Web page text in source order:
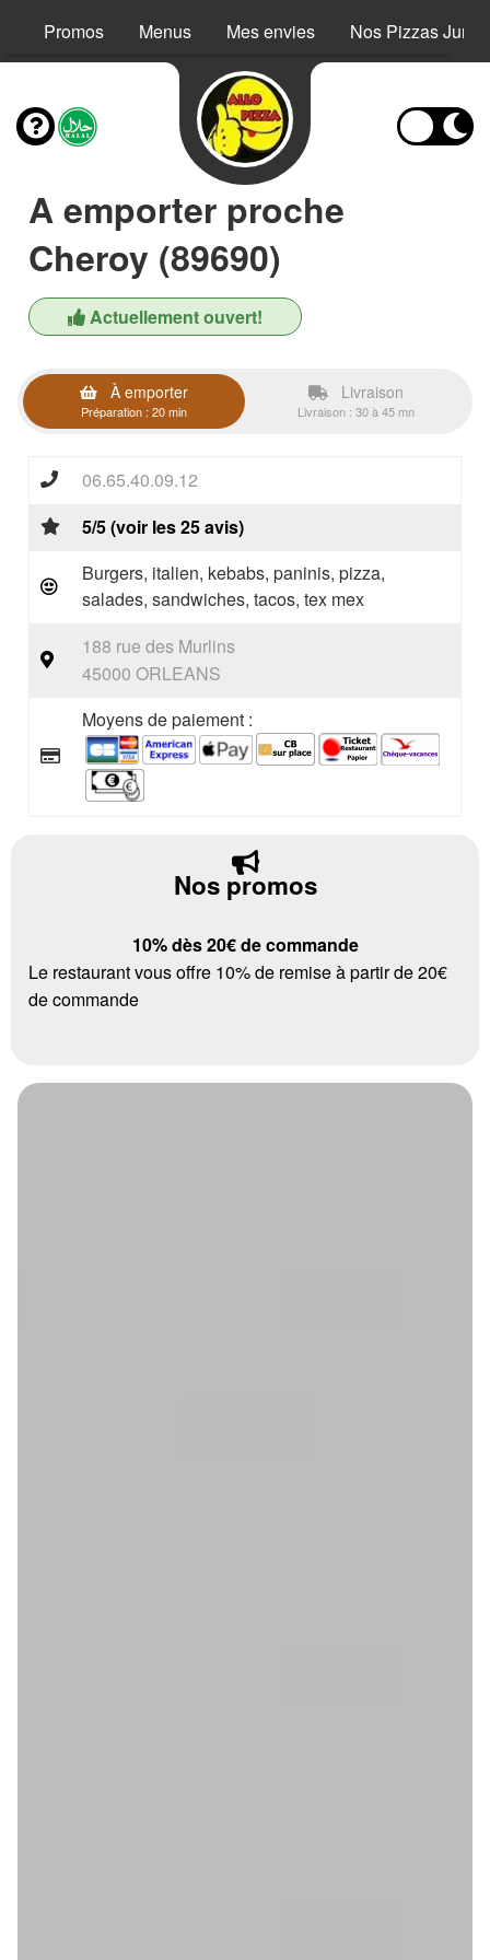
Promos Menus Mes envies Nos Pizzas Junior
A emporter proche
Cheroy (89690)
Actuellement ouvert!
À emporter
Préparation : 20 min
Livraison
Livraison : 30 à 45 mn
06.65.40.09.12
5/5 (voir les 25 avis)
Burgers, italien, kebabs, paninis, pizza,
salades, sandwiches, tacos, tex mex
188 rue des Murlins
45000 ORLEANS
Moyens de paiement :
Nos promos
10% dès 20€ de commande
Le restaurant vous offre 10% de remise à partir de 20€
de commande